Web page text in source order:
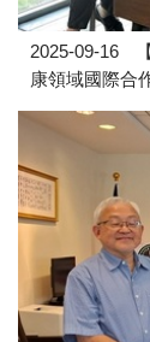
2025-09-16
康領域國際合